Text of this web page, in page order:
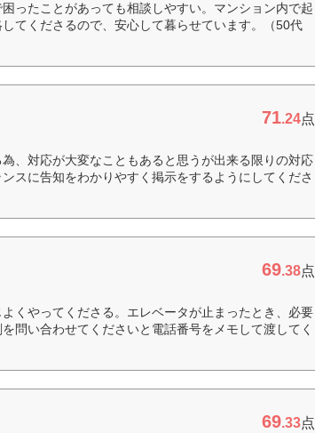
ったことがあっても相談しやすい。マンション内で起
てくださるので、安心して暮らせています。（50代
71.24点
、対応が大変なこともあると思うが出来る限りの対応
スに告知をわかりやすく掲示をするようにしてくださ
69.38点
くやってくださる。エレベータが止まったとき、必要
問い合わせてくださいと電話番号をメモして渡してく
69.33点